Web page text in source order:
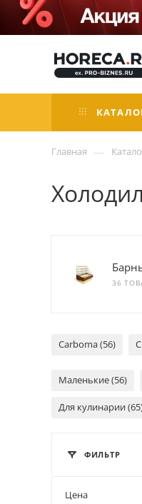
Главная —
36
Carboma (56)
Маленькие (56)
Для кулинарии
ФИЛЬТР
Цена